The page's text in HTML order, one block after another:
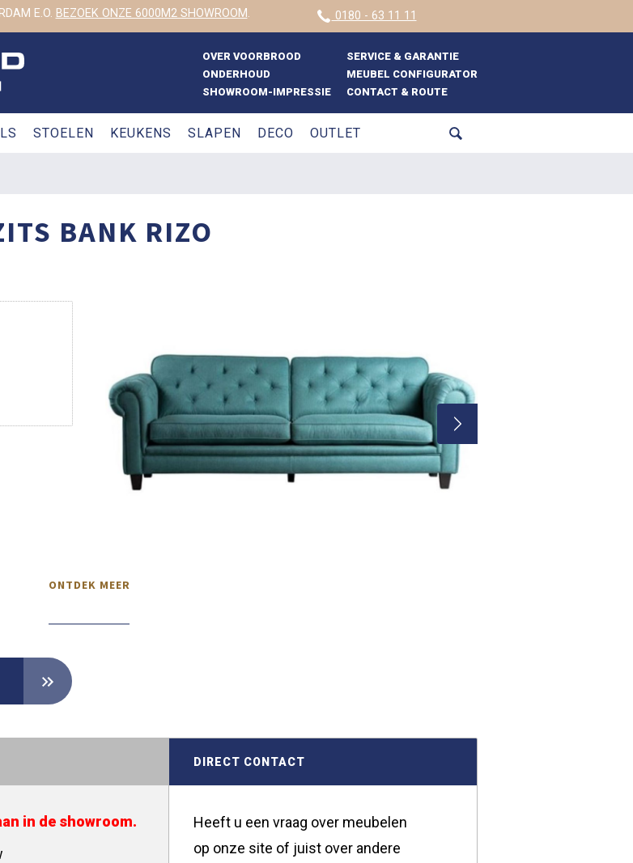
E.O. BEZOEK ONZE 6000M2 SHOWROOM. 0180 - 63 11 11
OVER VOORBROOD
SERVICE & GARANTIE
ONDERHOUD
MEUBEL CONFIGURATOR
SHOWROOM-IMPRESSIE
CONTACT & ROUTE
STOELEN KEUKENS SLAPEN DECO OUTLET
BANK RIZO
ONTDEK MEER
in de showroom.
DIRECT CONTACT
Heeft u een vraag over meubelen
op onze site of juist over andere